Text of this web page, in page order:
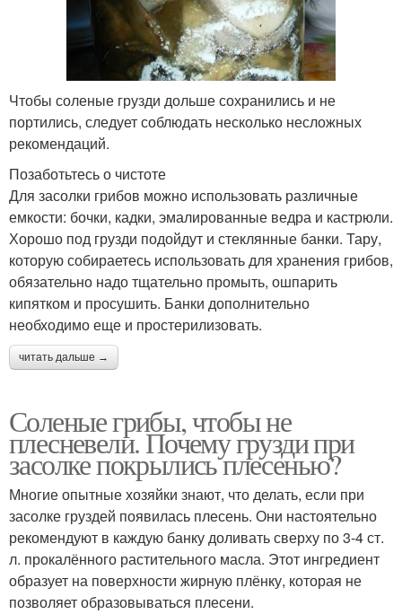
Чтобы соленые грузди дольше сохранились и не
портились, следует соблюдать несколько несложных
рекомендаций.
Позаботьтесь о чистоте
Для засолки грибов можно использовать различные
емкости: бочки, кадки, эмалированные ведра и кастрюли.
Хорошо под грузди подойдут и стеклянные банки. Тару,
которую собираетесь использовать для хранения грибов,
обязательно надо тщательно промыть, ошпарить
кипятком и просушить. Банки дополнительно
необходимо еще и простерилизовать.
читать дальше →
Соленые грибы, чтобы не
плесневели. Почему грузди при
засолке покрылись плесенью?
Многие опытные хозяйки знают, что делать, если при
засолке груздей появилась плесень. Они настоятельно
рекомендуют в каждую банку доливать сверху по 3-4 ст.
л. прокалённого растительного масла. Этот ингредиент
образует на поверхности жирную плёнку, которая не
позволяет образовываться плесени.